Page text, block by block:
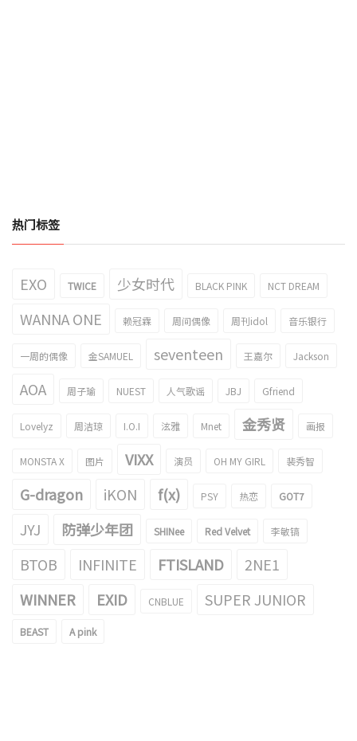
热门标签
EXO TWICE 少女时代 BLACK PINK NCT DREAM
WANNA ONE 赖冠霖 周间偶像 周刊idol 音乐银行
一周的偶像 金SAMUEL seventeen 王嘉尔 Jackson
AOA 周子瑜 NUEST 人气歌谣 JBJ Gfriend
Lovelyz 周洁琼 I.O.I 泫雅 Mnet 金秀贤 画报
MONSTA X 图片 VIXX 演员 OH MY GIRL 裴秀智
G-dragon iKON f(x) PSY 热恋 GOT7
JYJ 防弹少年团 SHINee Red Velvet 李敏镐
BTOB INFINITE FTISLAND
2NE1
WINNER
EXID CNBLUE SUPER JUNIOR
BEAST A pink